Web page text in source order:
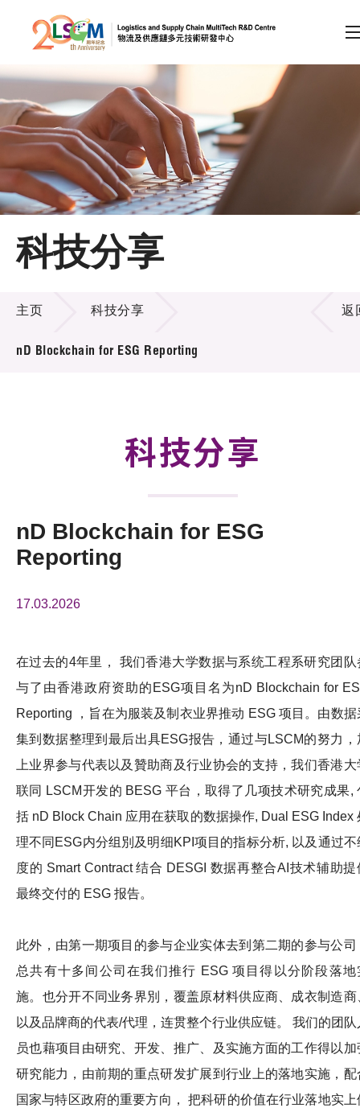
跳到内容（按回车键）
会员登录
A EN 繁 简
主页
关于LSCM
技术商品化
科技分享
科技分享
主页 科技分享
nD Blockchain for ESG Reporting
返
科技分享
nD Blockchain for ESG
Reporting
17.03.2026
在过去的4年里， 我们香港大学数据与系统工程系研究团队
与了由香港政府资助的ESG项目名为nD Blockchain for
Reporting ，旨在为服装及制衣业界推动 ESG 项目。由数据
集到数据整理到最后出具ESG报告，通过与LSCM的努力，
上业界参与代表以及贊助商及行业协会的支持，我们香港大
联同 LSCM开发的 BESG 平台，取得了几项技术研究成果,
括 nD Block Chain 应用在获取的数据操作, Dual ESG Index
理不同ESG内分组別及明细KPI项目的指标分析, 以及通过不
度的 Smart Contract 结合 DESGI 数据再整合AI技术辅助提
最终交付的 ESG 报告。
此外，由第一期项目的参与企业实体去到第二期的参与公司
总共有十多间公司在我们推行 ESG 项目得以分阶段落地
施。也分开不同业务界別，覆盖原材料供应商、成衣制造商
以及品牌商的代表/代理，连贯整个行业供应链。 我们的团队
员也藉项目由研究、开发、推广、及实施方面的工作得以加
研究能力，由前期的重点研发扩展到行业上的落地实施，配
国家与特区政府的重要方向， 把科研的价值在行业落地实上